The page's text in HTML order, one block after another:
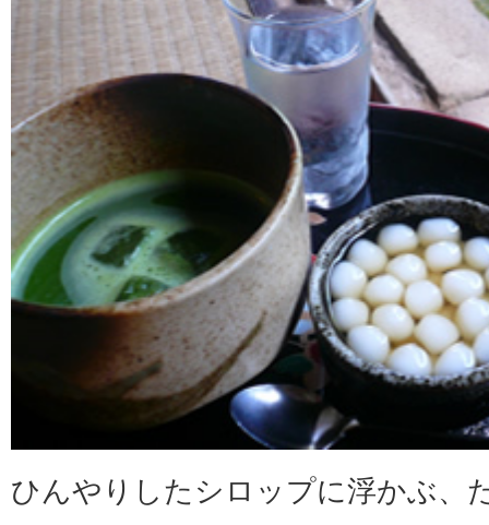
ひんやりしたシロップに浮かぶ、